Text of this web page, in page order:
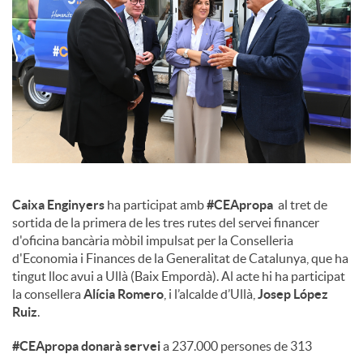
n
t
i
n
g
u
t
Caixa Enginyers ha participat amb#CEApropa al tret de
sortida de la primera de les tres rutes del servei financer
d'oficina bancària mòbil impulsat per la Conselleria
d'Economia i Finances de la Generalitat de Catalunya, que ha
tingut lloc avui a Ullà (Baix Empordà). Al acte hi ha participat
la conselleraAlícia Romero , i l’alcalde d’Ullà, Josep López
Ruiz.
#CEApropa donarà serveia 237.000 persones de 313